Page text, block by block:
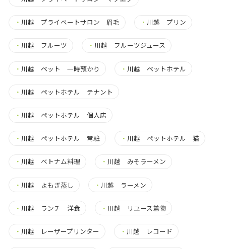
・ 川越 プライベートサロン 眉毛 ・ 川越 プリン
・ 川越 フルーツ ・ 川越 フルーツジュース
・ 川越 ペット 一時預かり ・ 川越 ペットホテル
・ 川越 ペットホテル テナント
・ 川越 ペットホテル 個人店
・ 川越 ペットホテル 常駐 ・ 川越 ペットホテル 猫
・ 川越 ベトナム料理 ・ 川越 みそラーメン
・ 川越 よもぎ蒸し ・ 川越 ラーメン
・ 川越 ランチ 洋食 ・ 川越 リユース着物
・ 川越 レーザープリンター ・ 川越 レコード